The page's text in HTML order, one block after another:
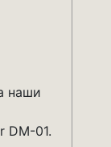
наши
DM-01.